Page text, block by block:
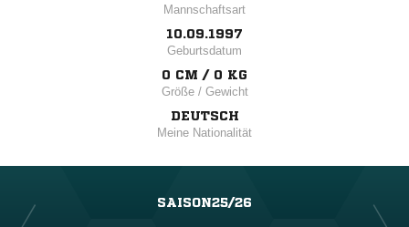
Mannschaftsart
10.09.1997
Geburtsdatum
0 CM / 0 KG
Größe / Gewicht
DEUTSCH
Meine Nationalität
SAISON25/26